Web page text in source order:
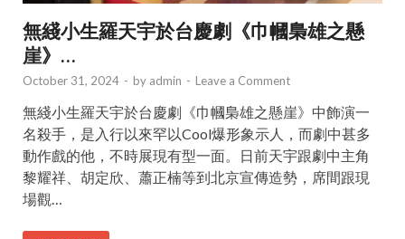
無綫小生羅天宇於台慶劇《巾幗梟雄之懸
崖》…
October 31, 2024 - by admin - Leave a Comment
無綫小生羅天宇於台慶劇《巾幗梟雄之懸崖》中飾演一
名殺手，是入行以來罕以Cool爆形象示人，而劇中甚多
動作戲的他，不時展現有型一面。日前天宇跟劇中主角
黎耀祥、胡定欣、蕭正楠等到北京宣傳造勢，席間跟現
場觀…